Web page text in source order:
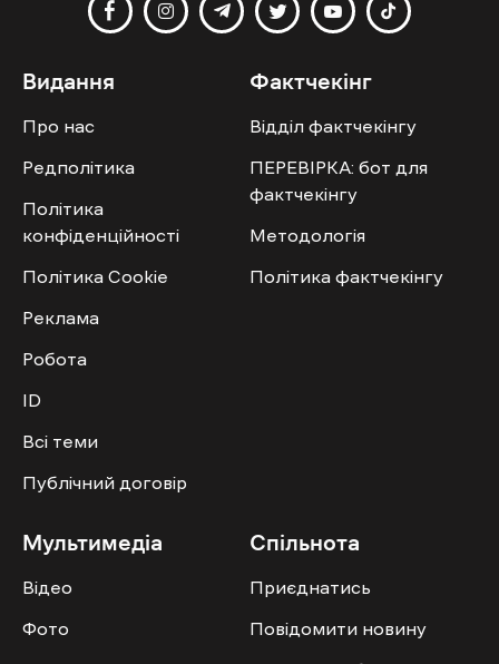
Видання
Про нас
Редполітика
Політика
конфіденційності
Політика Cookie
Реклама
Робота
ID
Всі теми
Публічний договір
Фактчекінг
Відділ фактчекінгу
ПЕРЕВІРКА: бот для
фактчекінгу
Методологія
Політика фактчекінгу
Мультимедіа
Відео
Фото
Спільнота
Приєднатись
Повідомити новину